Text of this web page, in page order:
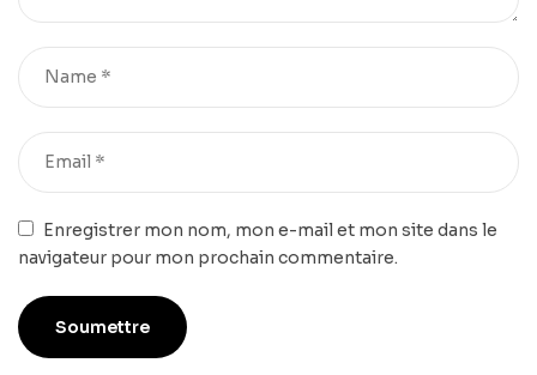
Enregistrer mon nom, mon e-mail et mon site dans le
navigateur pour mon prochain commentaire.